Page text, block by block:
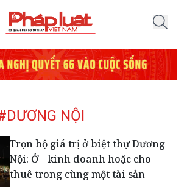
NỘI
Trọn bộ giá trị ở biệt thự Dương
Nội: Ở - kinh doanh hoặc cho
thuê trong cùng một tài sản